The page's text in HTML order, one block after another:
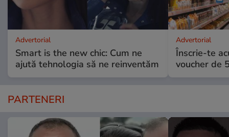
Advertorial
Smart is the new chic: Cum ne
ajută tehnologia să ne reinventăm
Advertorial
Înscrie-te
voucher de
PARTENERI